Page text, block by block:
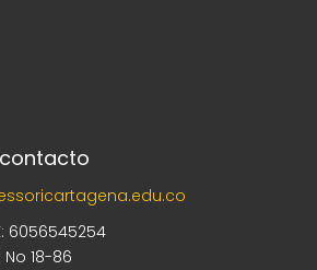
6056545254
18-86